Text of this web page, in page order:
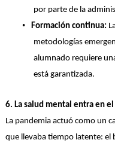
por parte de la
• Formación continua:
metodologías
alumnado requiere
está garantizada.
6. La salud mental entra en
La pandemia actuó como un
que llevaba tiempo latente: el